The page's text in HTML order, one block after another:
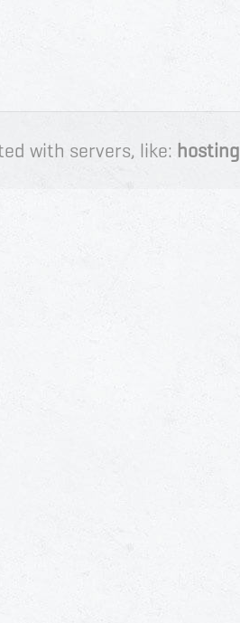
with servers, like: